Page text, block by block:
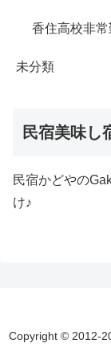
香住高校非
未分類
民宿美味し
民宿かどやの
け♪
Copyright © 2012-